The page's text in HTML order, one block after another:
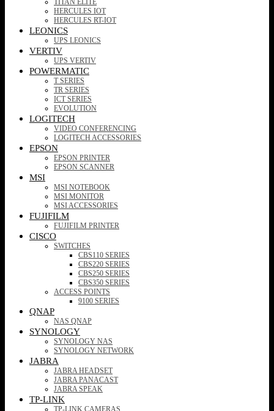
TITAN ELITE
HERCULES IOT
HERCULES RT-IOT
LEONICS
UPS LEONICS
VERTIV
UPS VERTIV
POWERMATIC
T SERIES
TR SERIES
ICT SERIES
EVOLUTION
LOGITECH
VIDEO CONFERENCING
LOGITECH ACCESSORIES
EPSON
EPSON PRINTER
EPSON SCANNER
MSI
MSI NOTEBOOK
MSI MONITOR
MSI ACCESSORIES
FUJIFILM
FUJIFILM PRINTER
CISCO
SWITCHES
CBS110 SERIES
CBS220 SERIES
CBS250 SERIES
CBS350 SERIES
ACCESS POINTS
9100 SERIES
QNAP
NAS QNAP
SYNOLOGY
SYNOLOGY NAS
SYNOLOGY NETWORK
JABRA
JABRA HEADSET
JABRA PANACAST
JABRA SPEAK
TP-LINK
TP-LINK CAMERAS